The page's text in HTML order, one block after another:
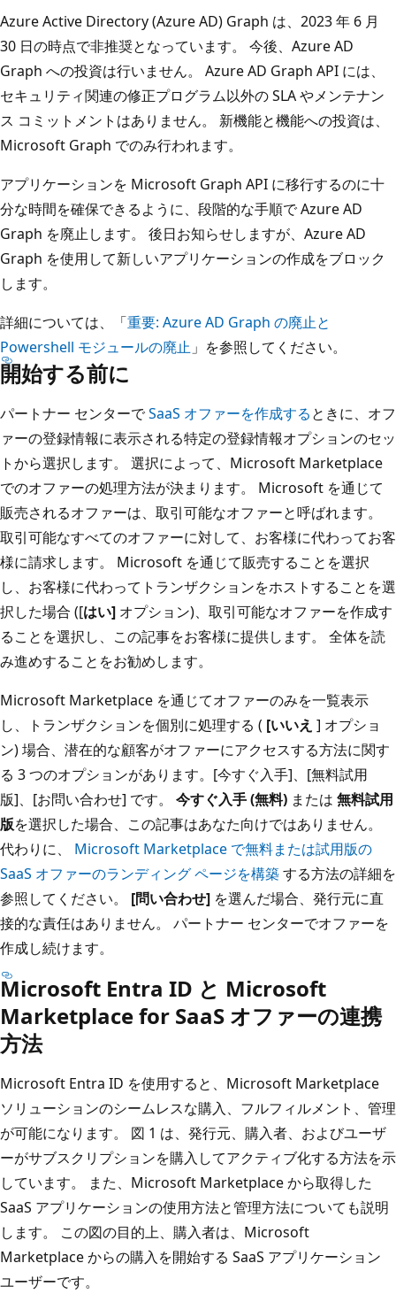
Azure Active Directory (Azure AD) Graph は、2023 年 6 月
30 日の時点で非推奨となっています。 今後、Azure AD
Graph への投資は行いません。 Azure AD Graph API には、
セキュリティ関連の修正プログラム以外の SLA やメンテナン
ス コミットメントはありません。 新機能と機能への投資は、
Microsoft Graph でのみ行われます。
アプリケーションを Microsoft Graph API に移行するのに十
分な時間を確保できるように、段階的な手順で Azure AD
Graph を廃止します。 後日お知らせしますが、Azure AD
Graph を使用して新しいアプリケーションの作成をブロック
します。
詳細については、「重要: Azure AD Graph の廃止と
Powershell モジュールの廃止 」を参照してください。
開始する前に
パートナー センターでSaaS オファーを作成するときに、オフ
ァーの登録情報に表示される特定の登録情報オプションのセッ
トから選択します。 選択によって、Microsoft Marketplace
でのオファーの処理方法が決まります。 Microsoft を通じて
販売されるオファーは、取引可能なオファーと呼ばれます。
取引可能なすべてのオファーに対して、お客様に代わってお客
様に請求します。 Microsoft を通じて販売することを選択
し、お客様に代わってトランザクションをホストすることを選
択した場合 ([はい] オプション)、取引可能なオファーを作成す
ることを選択し、この記事をお客様に提供します。 全体を読
み進めすることをお勧めします。
Microsoft Marketplace を通じてオファーのみを一覧表示
し、トランザクションを個別に処理する ( [いいえ ] オプショ
ン) 場合、潜在的な顧客がオファーにアクセスする方法に関す
る 3 つのオプションがあります。[今すぐ入手]、[無料試用
版]、[お問い合わせ] です。 今すぐ入手 (無料) または 無料試用
版を選択した場合、この記事はあなた向けではありません。
代わりに、 Microsoft Marketplace で無料または試用版の
SaaS オファーのランディング ページを構築する方法の詳細を
参照してください。 [問い合わせ] を選んだ場合、発行元に直
接的な責任はありません。 パートナー センターでオファーを
作成し続けます。
Microsoft Entra ID と Microsoft
Marketplace for SaaS オファーの連携
方法
Microsoft Entra ID を使用すると、Microsoft Marketplace
ソリューションのシームレスな購入、フルフィルメント、管理
が可能になります。 図 1 は、発行元、購入者、およびユーザ
ーがサブスクリプションを購入してアクティブ化する方法を示
しています。 また、Microsoft Marketplace から取得した
SaaS アプリケーションの使用方法と管理方法についても説明
します。 この図の目的上、購入者は、Microsoft
Marketplace からの購入を開始する SaaS アプリケーション
ユーザーです。